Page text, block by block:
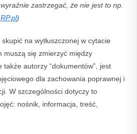
zastrzegać, że nie jest to np.
RP.pl)
na wytłuszczonej w cytacie
muszą się zmierzyć między
także autorzy “dokumentów”, jest
dla zachowania poprawnej i
W szczególności dotyczy to
nośnik, informacja, treść,